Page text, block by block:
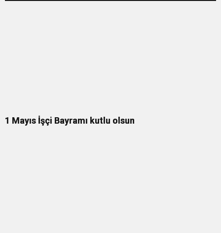
GÜNÜ
1 Mayıs İşçi Bayramı kutlu olsun